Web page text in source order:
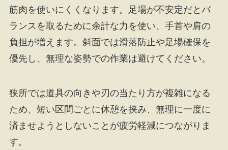
筋肉を使いにくくなります。足場が不安定だとバ
ランスを取るために余計な力を使い、手首や肩の
負担が増えます。斜面では滑落防止や足場確保を
優先し、無理な姿勢での作業は避けてください。
狭所では道具の向きや刃の当たり方が複雑になる
ため、短い区間ごとに休憩を挟み、無理に一度に
済ませようとしないことが疲労軽減につながりま
す。